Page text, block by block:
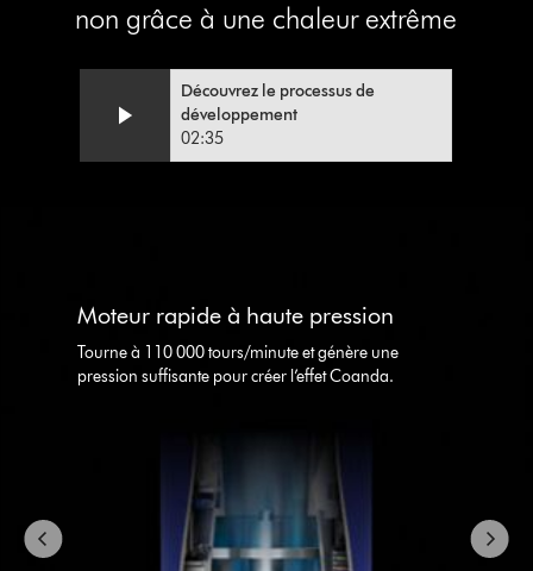
non grâce à une chaleur extrême
Découvrez le processus de
développement
02:35
jump
Moteur rapide à haute pression
Tourne à 110 000 tours/minute et génère une
pression suffisante pour créer l’effet Coanda.